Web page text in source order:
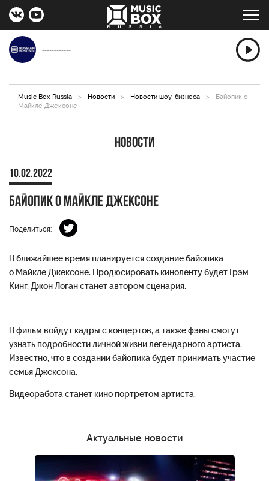
------------
Music Box Russia > Новости > Новости шоу-бизнеса >
Байопик о
Майкле Джексоне
Новости
10.02.2022
Байопик о Майкле Джексоне
Поделиться:
В ближайшее время планируется создание байопика
о Майкле Джексоне. Продюсировать киноленту будет Грэм
Кинг. Джон Логан станет автором сценария.
В фильм войдут кадры с концертов, а также фэны смогут
узнать подробности личной жизни легендарного артиста.
Известно, что в создании байопика будет принимать участие
семья Джексона.
Видеоработа станет кино портретом артиста.
Актуальные новости